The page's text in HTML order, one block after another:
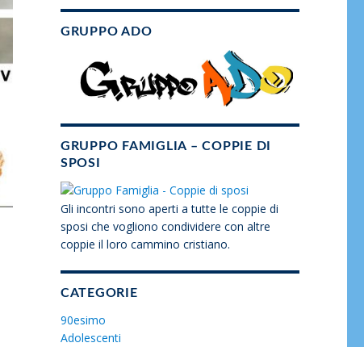
GRUPPO ADO
GRUPPO FAMIGLIA – COPPIE DI
SPOSI
Gli incontri sono aperti a tutte le coppie di
sposi che vogliono condividere con altre
coppie il loro cammino cristiano.
CATEGORIE
90esimo
Adolescenti